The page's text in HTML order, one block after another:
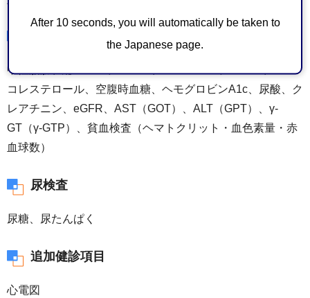
After 10 seconds, you will automatically be taken to
the Japanese page.
中性脂肪、総コレステロール、HDLコレステロール、LDL
コレステロール、空腹時血糖、ヘモグロビンA1c、尿酸、ク
レアチニン、eGFR、AST（GOT）、ALT（GPT）、γ-
GT（γ-GTP）、貧血検査（ヘマトクリット・血色素量・赤
血球数）
尿検査
尿糖、尿たんぱく
追加健診項目
心電図